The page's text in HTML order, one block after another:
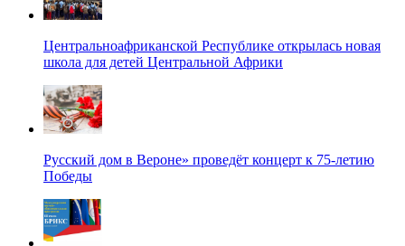
Центральноафриканской Республике открылась новая
школа для детей Центральной Африки
Русский дом в Вероне» проведёт концерт к 75-летию
Победы